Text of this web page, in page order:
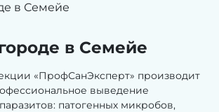
в Семейе
в Семейе
«ПрофСанЭксперт» производит
выведение
патогенных микробов,